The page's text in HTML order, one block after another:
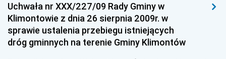
Uchwała nr XXX/227/09 Rady Gminy w
Klimontowie z dnia 26 sierpnia 2009r. w
sprawie ustalenia przebiegu istniejących
dróg gminnych na terenie Gminy Klimontów